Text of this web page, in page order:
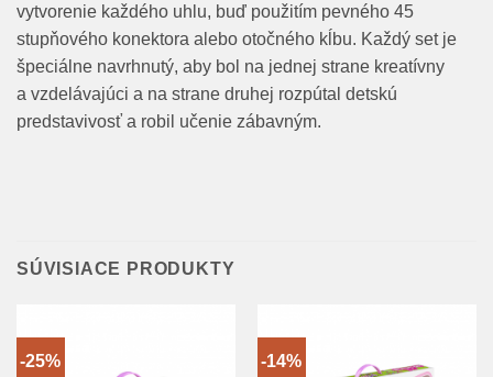
vytvorenie každého uhlu, buď použitím pevného 45
stupňového konektora alebo otočného kĺbu. Každý set je
špeciálne navrhnutý, aby bol na jednej strane kreatívny
a vzdelávajúci a na strane druhej rozpútal detskú
predstavivosť a robil učenie zábavným.
SÚVISIACE PRODUKTY
-25% -14%